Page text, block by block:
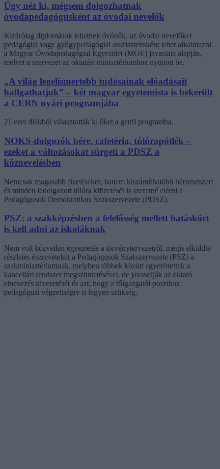
Úgy néz ki, mégsem dolgozhatnak
óvodapedagógusként az óvodai nevelők
Kizárólag diplomások lehetnek óvónők, az óvodai nevelőket
pedagógiai vagy gyógypedagógiai asszisztensként lehet alkalmazni
a Magyar Óvodapedagógiai Egyesület (MOE) javaslata alapján,
melyet a szervezet az oktatási minisztériumhoz nyújtott be.
„A világ legelismertebb tudósainak előadásait
hallgathatjuk” – két magyar egyetemista is bekerült
a CERN nyári programjába
21 ezer diákból választották ki őket a genfi programba.
NOKS-dolgozók bére, cafetéria, túlórapótlék –
ezeket a változásokat sürgeti a PDSZ a
köznevelésben
Nemcsak magasabb fizetéseket, hanem kiszámíthatóbb bérrendszert
és minden ledolgozott túlóra kifizetését is szeretné elérni a
Pedagógusok Demokratikus Szakszervezete (PDSZ).
PSZ: a szakképzésben a felelősség mellett hatáskört
is kell adni az iskoláknak
Nem volt közvetlen egyeztetés a törvénytervezetről, mégis elküldte
részletes észrevételeit a Pedagógusok Szakszervezete (PSZ) a
szakminisztériumnak, melyben többek között egyetértettek a
kancellári rendszer megszüntetésével, de javasolják az oktató
elnevezés kivezetését és azt, hogy a főigazgatói poszthoz
pedagógusi végzettségre is legyen szükség.